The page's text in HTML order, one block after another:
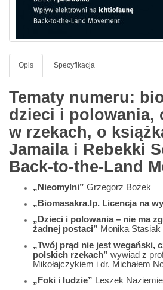
Opis Specyfikacja
Tematy numeru:
dzieci i polowania,
w rzekach, o
Jamaila i Rebekki
Back-to-the-Land
„Nieomylni” Grzegorz Bożek
„Biomasakra.lp. Licencja na
„Dzieci i polowania – nie ma
żadnej postaci” Monika Stasiak
„Twój prąd nie jest wegański,
polskich rzekach” wywiad z
Mikołajczykiem i dr. Michałem
„Foki i ludzie” Leszek